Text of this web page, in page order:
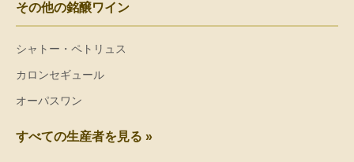
その他の銘醸ワイン
シャトー・ペトリュス
カロンセギュール
オーパスワン
すべての生産者を見る »